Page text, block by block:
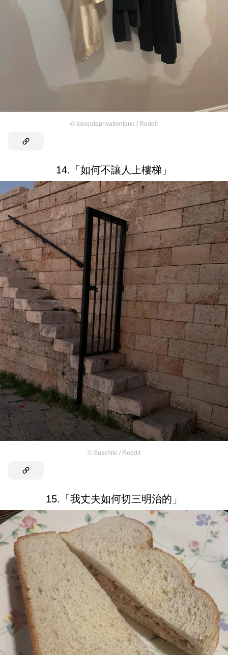
© sleepdeprivationland / Reddit
14.「如何不讓人上樓梯」
© Suschito / Reddit
15.「我丈夫如何切三明治的」